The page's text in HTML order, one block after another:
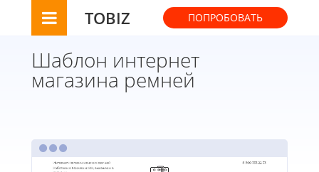
TOBIZ ПОПРОБОВАТЬ
Шаблон интернет
магазина ремней